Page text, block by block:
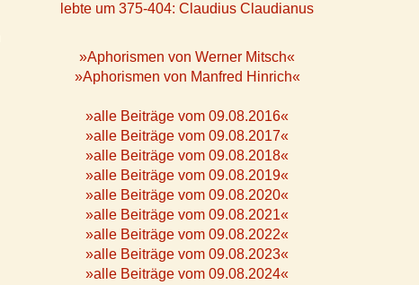
lebte um 375-404: Claudius Claudianus
»Aphorismen von Werner Mitsch«
»Aphorismen von Manfred Hinrich«
»alle Beiträge vom 09.08.2016«
»alle Beiträge vom 09.08.2017«
»alle Beiträge vom 09.08.2018«
»alle Beiträge vom 09.08.2019«
»alle Beiträge vom 09.08.2020«
»alle Beiträge vom 09.08.2021«
»alle Beiträge vom 09.08.2022«
»alle Beiträge vom 09.08.2023«
»alle Beiträge vom 09.08.2024«